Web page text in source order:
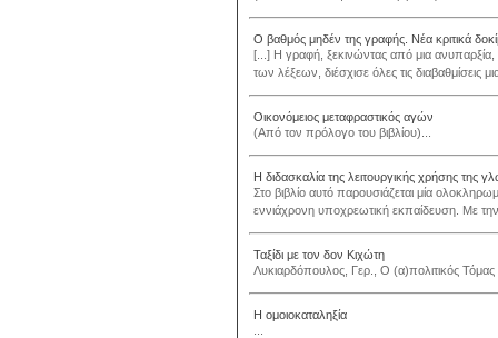
Ο βαθμός μηδέν της γραφής. Νέα κριτικά
[...] Η γραφή, ξεκινώντας από μια
των λέξεων, διέσχισε όλες τις διαβαθμίσεις
Οικονόμειος μεταφραστικός αγών
(Από τον πρόλογο του βιβλίου)...
Η διδασκαλία της λειτουργικής χρήσης της
Στο βιβλίο αυτό παρουσιάζεται μία
εννιάχρονη υποχρεωτική εκπαίδευση. Με
Ταξίδι με τον δον Κιχώτη
Λυκιαρδόπουλος, Γερ., Ο (α)πολιτικός
Η ομοιοκαταληξία